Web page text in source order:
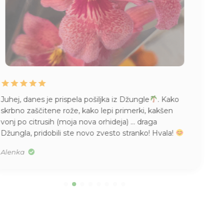
Juhej, danes je prispela pošiljka iz Džungle
. Kako
skrbno zaščitene rože, kako lepi primerki, kakšen
vonj po citrusih (moja nova orhideja) … draga
Džungla, pridobili ste novo zvesto stranko! Hvala!
Alenka